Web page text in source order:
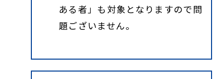
ある者」も対象となりますので問
題ございません。